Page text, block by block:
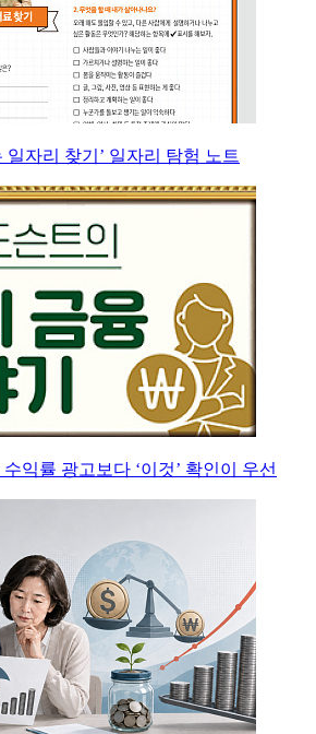
일자리 찾기’ 일자리 탐험 노트
수익률 광고보다 ‘이것’ 확인이 우선